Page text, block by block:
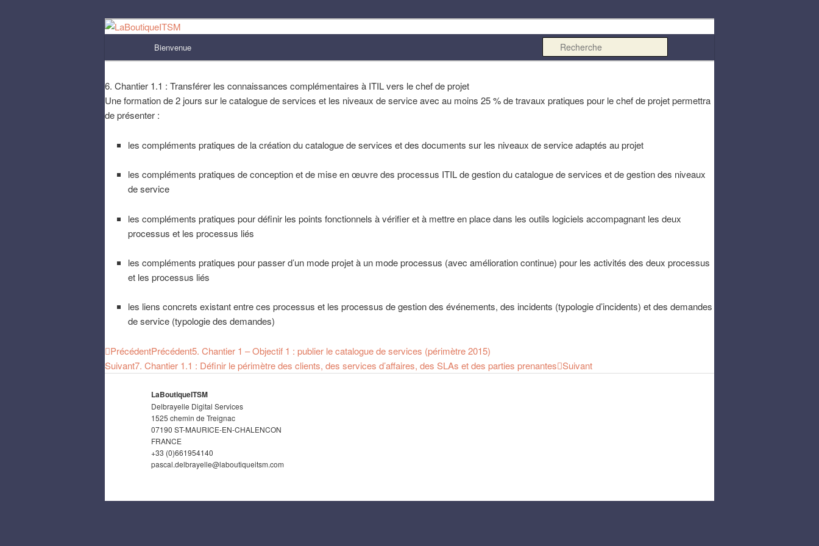
LaBoutiqueITSM
Bienvenue
6. Chantier 1.1 : Transférer les connaissances complémentaires à ITIL vers le chef de projet
Une formation de 2 jours sur le catalogue de services et les niveaux de service avec au moins 25 % de travaux pratiques pour le chef de projet permettra
de présenter :
les compléments pratiques de la création du catalogue de services et des documents sur les niveaux de service adaptés au projet
les compléments pratiques de conception et de mise en œuvre des processus ITIL de gestion du catalogue de services et de gestion des niveaux
de service
les compléments pratiques pour définir les points fonctionnels à vérifier et à mettre en place dans les outils logiciels accompagnant les deux
processus et les processus liés
les compléments pratiques pour passer d’un mode projet à un mode processus (avec amélioration continue) pour les activités des deux processus
et les processus liés
les liens concrets existant entre ces processus et les processus de gestion des événements, des incidents (typologie d’incidents) et des demandes
de service (typologie des demandes)
PrécédentPrécédent5. Chantier 1 – Objectif 1 : publier le catalogue de services (périmètre 2015)
Suivant7. Chantier 1.1 : Définir le périmètre des clients, des services d’affaires, des SLAs et des parties prenantes Suivant
LaBoutiqueITSM
Delbrayelle Digital Services
1525 chemin de Treignac
07190 ST-MAURICE-EN-CHALENCON
FRANCE
+33 (0)661954140
pascal.delbrayelle@laboutiqueitsm.com